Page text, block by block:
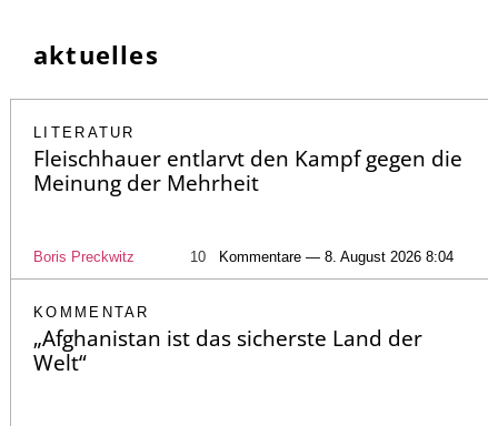
aktuelles
LITERATUR
Fleischhauer entlarvt den Kampf gegen die
Meinung der Mehrheit
Boris Preckwitz 10 Kommentare — 8. August 2026 8:04
KOMMENTAR
„Afghanistan ist das sicherste Land der
Welt“